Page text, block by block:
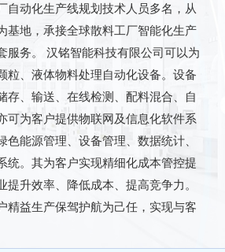
自动化生产线规划技术人员多名，从
基地，承接全球散料工厂智能化生产
服务。 汉铭智能科技有限公司可以为
粒、液体物料处理自动化设备。设备
存、输送、在线检测、配料混合、自
可为客户提供物联网及信息化软件系
色能源管理、设备管理、数据统计、
统。其为客户实现精细化成本管控提
提升效率、降低成本、提高竞争力。
精益生产保驾护航为己任，实现与客